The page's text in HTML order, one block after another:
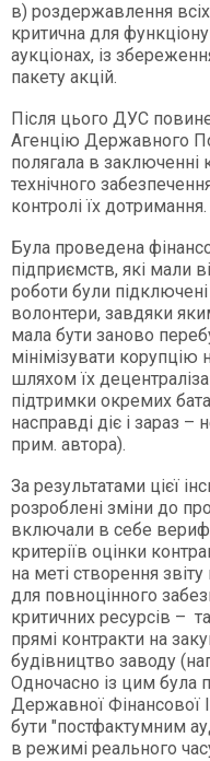
в) роздержавлення
критична для
аукціонах, із
пакету акцій.
Після цього ДУС
Агенцію Державного
полягала в заключенні
технічного
контролі їх дотримання.
Була проведена
підприємств, які мали
роботи були підключені
волонтери, завдяки
мала бути заново
мінімізувати
шляхом їх
підтримки окремих
насправді діє і зараз
прим. автора).
За результатами цієї
розроблені зміни до
включали в себе
критеріїв оцінки
на меті створення
для повноцінного
критичних ресурсів –
прямі контракти на
будівництво заводу
Одночасно із цим була
Державної Фінансової
бути "постфактумним
в режимі реального